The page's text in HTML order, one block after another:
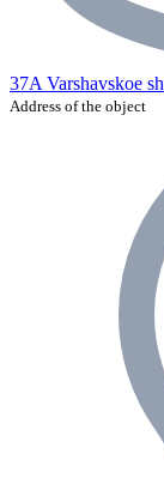
37A Varshavskoe
Address of the object